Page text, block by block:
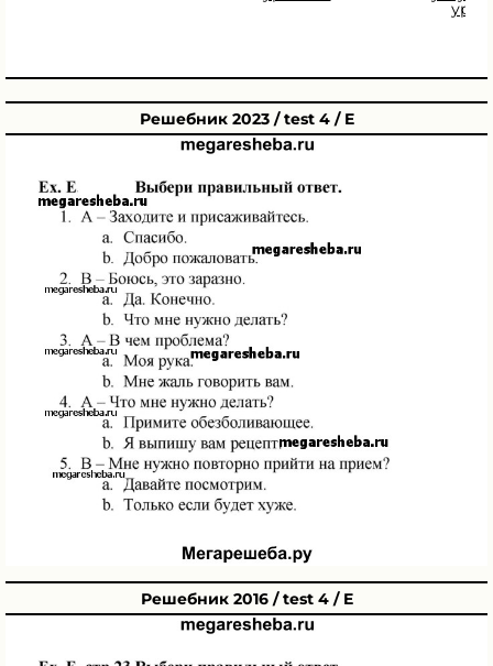
Решебник 2023 / test 4 / E
Решебник 2016 / test 4 / E